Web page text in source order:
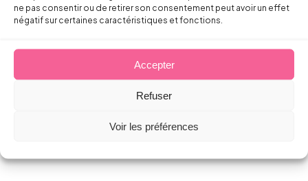
ne pas consentir ou de retirer son consentement peut avoir un effet
négatif sur certaines caractéristiques et fonctions.
Accepter
Refuser
Voir les préférences
cependant décider de fixer un régime plus
3 – La rémunération du salarié